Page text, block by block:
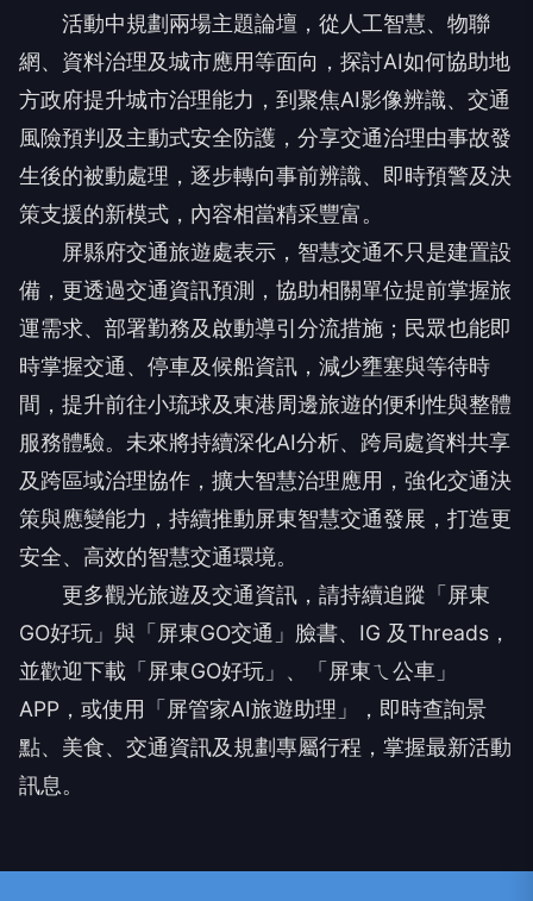
活動中規劃兩場主題論壇，從人工智慧、物聯
網、資料治理及城市應用等面向，探討AI如何協助地
方政府提升城市治理能力，到聚焦AI影像辨識、交通
風險預判及主動式安全防護，分享交通治理由事故發
生後的被動處理，逐步轉向事前辨識、即時預警及決
策支援的新模式，內容相當精采豐富。
屏縣府交通旅遊處表示，智慧交通不只是建置設
備，更透過交通資訊預測，協助相關單位提前掌握旅
運需求、部署勤務及啟動導引分流措施；民眾也能即
時掌握交通、停車及候船資訊，減少壅塞與等待時
間，提升前往小琉球及東港周邊旅遊的便利性與整體
服務體驗。未來將持續深化AI分析、跨局處資料共享
及跨區域治理協作，擴大智慧治理應用，強化交通決
策與應變能力，持續推動屏東智慧交通發展，打造更
安全、高效的智慧交通環境。
更多觀光旅遊及交通資訊，請持續追蹤「屏東
GO好玩」與「屏東GO交通」臉書、IG 及Threads，
並歡迎下載「屏東GO好玩」、「屏東ㄟ公車」
APP，或使用「屏管家AI旅遊助理」，即時查詢景
點、美食、交通資訊及規劃專屬行程，掌握最新活動
訊息。